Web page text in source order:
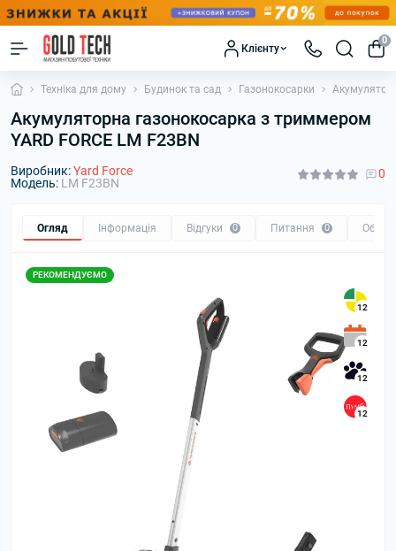
Клієнту
0
Техніка для дому Будинок та сад Газонокосарки
Акумуляторна газонокосарка з триммером
YARD FORCE LM F23BN
Виробник:Yard Force
Модель: LM F23BN
0
Огляд Інформація Відгуки 0 Питання 0 Обмін
РЕКОМЕНДУЄМО
12
12
12
12